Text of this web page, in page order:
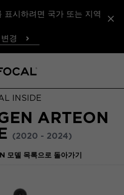
표시하려면 국가 또는 지역
경
INSIDE
ARTEON
(2020 - 2024)
모델 목록으로 돌아가기